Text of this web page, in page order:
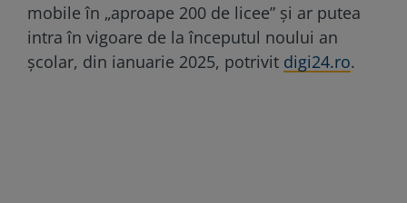
mobile în „aproape 200 de licee” și ar putea
intra în vigoare de la începutul noului an
școlar, din ianuarie 2025, potrivit digi24.ro.